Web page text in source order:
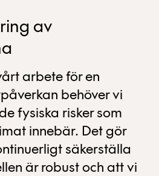
av
arbete för en
behöver vi
fysiska risker som
innebär. Det gör
säkerställa
är robust och att vi